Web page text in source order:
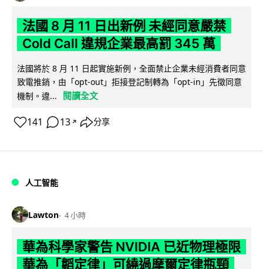
法國 8 月 11 日出新例 未經同意嚴禁
Cold Call 違規企業最高罰 345 萬
法國將於 8 月 11 日起實施新例，全面禁止企業未經消費者同意
致電推銷，由「opt-out」拒接登記制轉為「opt-in」先徵同意
機制。違...
閱讀全文
141 13 ↗ 分享
人工智能
Lawton 4 小時
華為科學家警告 NVIDIA 已近物理極限
華為「韜定律」可繞過摩爾定律瓶頸